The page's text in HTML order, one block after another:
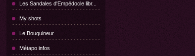
Les Sandales d'Empédocle libr...
My shots
Le Bouquineur
Métapo infos